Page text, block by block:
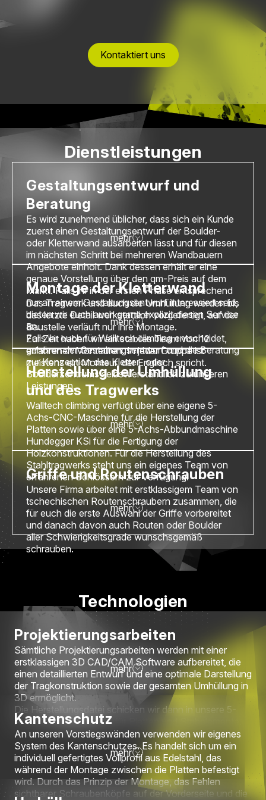
Kontaktiert uns
Dienstleistungen
Gestaltungsentwurf und
Beratung
Es wird zunehmend üblicher, dass sich ein Kunde
zuerst einen Gestaltungsentwurf der Boulder-
oder Kletterwand ausarbeiten lässt und für diesen
im nächsten Schritt bei mehreren Wandbauern
Angebote einholt. Dank dessen erhält er eine
genaue Vorstellung über den qm-Preis auf dem
Markt. Falls ihr in der ersten Phase entsprechend
nur an einem Gestaltungsentwurf interessiert seid,
bieten wir euch auch gerne explizit diesen Service
an.
Falls ihr euch für Walltech climbing entscheidet,
gehören der Gestaltungsentwurf und die Beratung
zur Konzeption des Kletter- oder
Boulderzentrums selbstverständlich zu unseren
Leistungen.
mehr
Montage der Kletterwand
Das Tragwerk und auch die Umhüllung werden bis
das letzte Detail werkstattlich vorgefertigt, auf der
Baustelle verläuft nur ihre Montage.
Zur Zeit haben wir ein stabiles Team von 12
erfahrenen Monteuren. In jeder Gruppe ist
meistens ein Monteur, der Englisch spricht.
mehr
Herstellung der Umhüllung
und des Tragwerks
Walltech climbing verfügt über eine eigene 5-
Achs-CNC-Maschine für die Herstellung der
Platten sowie über eine 5-Achs-Abbundmaschine
Hundegger KSi für die Fertigung der
Holzkonstruktionen. Für die Herstellung des
Stahltragwerks steht uns ein eigenes Team von
erfahrenen Schlössern zur Verfügung.
mehr
Griffe und Routenschrauben
Unsere Firma arbeitet mit erstklassigem Team von
tschechischen Routenschraubern zusammen, die
für euch die erste Auswahl der Griffe vorbereitet
und danach davon auch Routen oder Boulder
aller Schwierigkeitsgrade wunschsgemäß
schrauben.
mehr
Technologien
Projektierungsarbeiten
Sämtliche Projektierungsarbeiten werden mit einer
erstklassigen 3D CAD/CAM Software aufbereitet, die
einen detaillierten Entwurf und eine optimale Darstellung
der Tragkonstruktion sowie der gesamten Umhüllung in
3D ermöglicht.
Die Herstellungsdatei schicken wir dann in unsere 5-
Achs-CNC-Maschinen für Platten und Stabelemente.
mehr
Kantenschutz
An unseren Vorstiegswänden verwenden wir eigenes
System des Kantenschutzes. Es handelt sich um ein
individuell gefertigtes Vollprofil aus Edelstahl, das
während der Montage zwischen die Platten befestigt
wird. Durch das Prinzip der Montage, das Fehlen
sichtbarer Schraubenköpfe auf der Vorderseite und die
mehr